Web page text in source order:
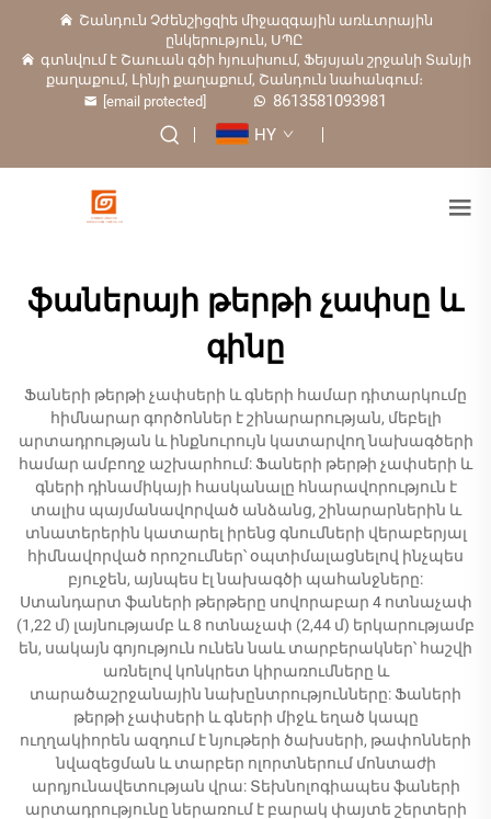
Շանդուն Չժենշիցզիե միջազգային առևտրային
ընկերություն, ՍՊԸ
գտնվում է Շաուան գծի հյուսիսում, Ֆեյսյան շրջանի Տանյի
քաղաքում, Լինյի քաղաքում, Շանդուն նահանգում։
[email protected]
8613581093981
HY
ֆաներայի թերթի չափսը և
գինը
Ֆաների թերթի չափսերի և գների համար դիտարկումը
հիմնարար գործոններ է շինարարության, մեբելի
արտադրության և ինքնուրույն կատարվող նախագծերի
համար ամբողջ աշխարհում: Ֆաների թերթի չափսերի և
գների դինամիկայի հասկանալը հնարավորություն է
տալիս պայմանավորված անձանց, շինարարներին և
տնատերերին կատարել իրենց գնումների վերաբերյալ
հիմնավորված որոշումներ՝ օպտիմալացնելով ինչպես
բյուջեն, այնպես էլ նախագծի պահանջները:
Ստանդարտ ֆաների թերթերը սովորաբար 4 ոտնաչափ
(1,22 մ) լայնությամբ և 8 ոտնաչափ (2,44 մ) երկարությամբ
են, սակայն գոյություն ունեն նաև տարբերակներ՝ հաշվի
առնելով կոնկրետ կիրառումները և
տարածաշրջանային նախընտրությունները: Ֆաների
թերթի չափսերի և գների միջև եղած կապը
ուղղակիորեն ազդում է նյութերի ծախսերի, թափոնների
նվազեցման և տարբեր ոլորտներում մոնտաժի
արդյունավետության վրա: Տեխնոլոգիապես ֆաների
արտադրությունը ներառում է բարակ փայտե շերտերի